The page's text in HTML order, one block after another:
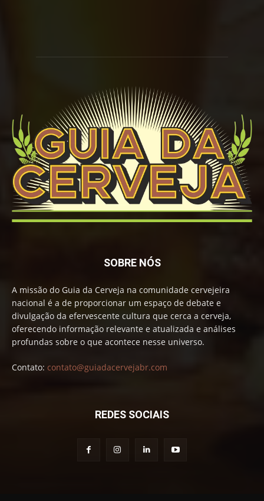
SOBRE NÓS
A missão do Guia da Cerveja na comunidade cervejeira
nacional é a de proporcionar um espaço de debate e
divulgação da efervescente cultura que cerca a cerveja,
oferecendo informação relevante e atualizada e análises
profundas sobre o que acontece nesse universo.
Contato: contato@guiadacervejabr.com
REDES SOCIAIS